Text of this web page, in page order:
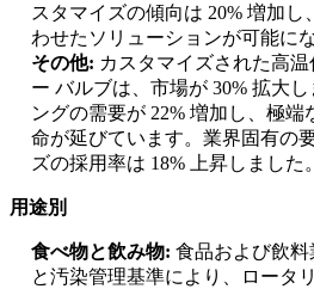
スタマイズの傾向は 20% 増加
わせたソリューションが可能に
その他: カスタマイズされた高
ー バルブは、市場が 30% 拡大
ングの需要が 22% 増加し、極
命が延びています。業界固有の
ズの採用率は 18% 上昇しました。
用途別
食べ物と飲み物: 食品および飲
と汚染管理基準により、ロータ